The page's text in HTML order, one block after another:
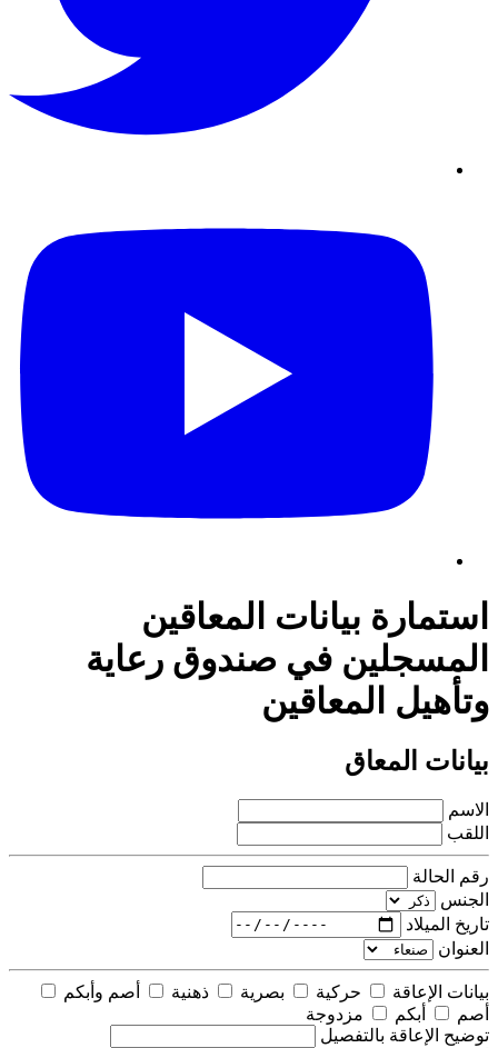
استمارة بيانات المعاقين
المسجلين في صندوق رعاية
وتأهيل المعاقين
بيانات المعاق
الاسم
اللقب
رقم الحالة
الجنس
تاريخ الميلاد
العنوان
بيانات الإعاقة حركية بصرية ذهنية
أصم وأبكم
أصم
أبكم
مزدوجة
توضيح الإعاقة بالتفصيل